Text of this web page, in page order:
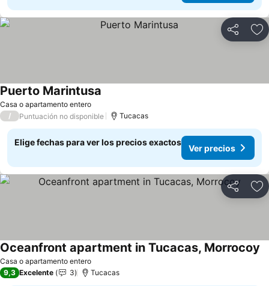
Compartir
Casa o apartamento entero
Puerto Marintusa
/ Puntuación no disponible Tucacas
Elige fechas para ver los precios exactos
Ver precios
Compartir
Casa o apartamento entero
Oceanfront apartment in Tucacas, Morrocoy
9,3 Excelente 3 Tucacas